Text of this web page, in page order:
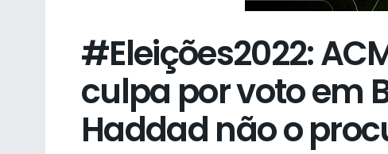
#Eleições2022:
culpa por voto em
Haddad não o